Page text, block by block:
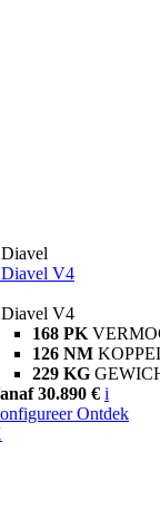
V4
V4
168 PK
126 NM
229 KG
30.890 € i
Ontdek